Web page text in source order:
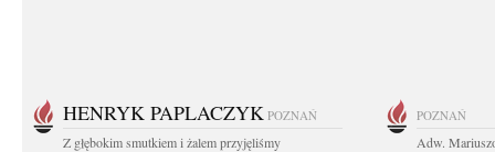
HENRYK PAPLACZYK POZNAŃ
Z głębokim smutkiem i żalem przyjęliśmy
POZNAŃ
Adw.